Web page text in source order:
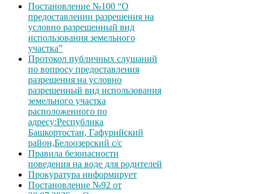
Постановление №100 “О
предоставлении разрешения на
условно разрешенный вид
использования земельного
участка”
Протокол публичных слушаний
по вопросу предоставления
разрешения на условно
разрешенный вид использования
земельного участка
расположенного по
адресу:Республика
Башкортостан, Гафурийский
район,Белоозерский с/с
Правила безопасности
поведения на воде для родителей
Прокуратура информирует
Постановление №92 от